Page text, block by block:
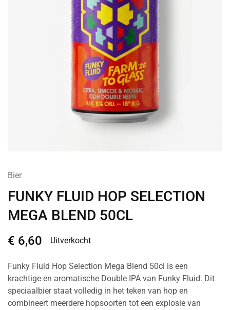
Bier
FUNKY FLUID HOP SELECTION
MEGA BLEND 50CL
€ 6,60 Uitverkocht
Funky Fluid Hop Selection Mega Blend 50cl is een
krachtige en aromatische Double IPA van Funky Fluid. Dit
speciaalbier staat volledig in het teken van hop en
combineert meerdere hopsoorten tot een explosie van